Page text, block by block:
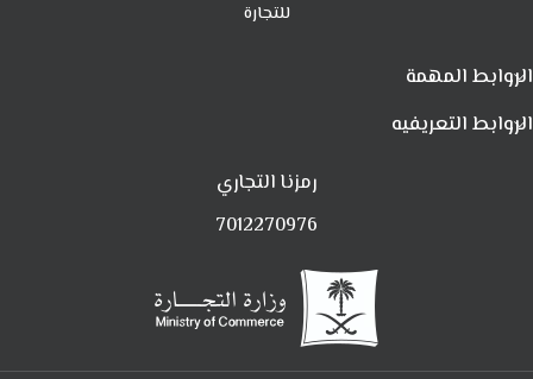
للتجارة
الروابط المهمة
الروابط التعريفيه
رمزنا التجاري
7012270976